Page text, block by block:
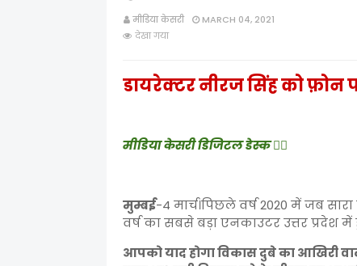
मीडिया केसरी
MARCH 04, 2021
देखा गया
डायरेक्टर नीरज सिंह को फ़ोन
मीडिया केसरी डिजिटल डेस्क ✍🏻
मुम्बई-4 मार्च।पिछले वर्ष 2020 में जब
वर्ष का सबसे बड़ा एनकाउटर उत्तर प्रदेश में
आपको याद होगा विकास दुबे का आखिरी